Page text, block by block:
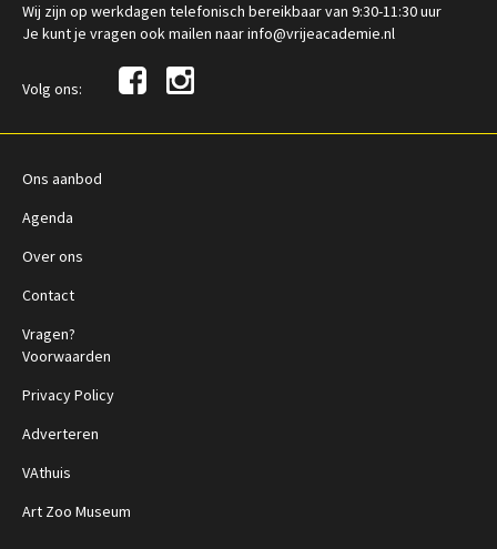
Wij zijn op werkdagen telefonisch bereikbaar van 9:30-11:30 uur
Je kunt je vragen ook mailen naar info@vrijeacademie.nl
Volg ons:
Ons aanbod
Agenda
Over ons
Contact
Vragen?
Voorwaarden
Privacy Policy
Adverteren
VAthuis
Art Zoo Museum